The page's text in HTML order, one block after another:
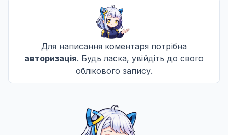
Для написання коментаря потрібна
авторизація. Будь ласка, увійдіть до свого
облікового запису.